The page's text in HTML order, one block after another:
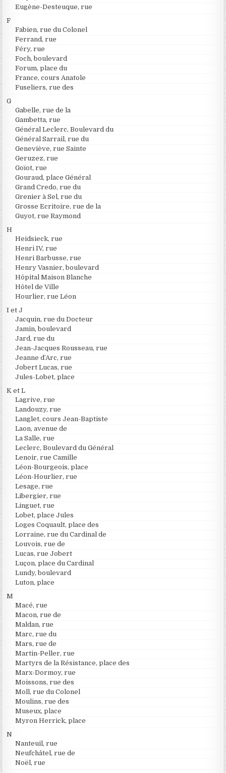
Eugène-Desteuque, rue
F
Fabien, rue du Colonel
Ferrand, rue
Féry, rue
Foch, boulevard
Forum, place du
France, cours Anatole
Fuseliers, rue des
G
Gabelle, rue de la
Gambetta, rue
Général Leclerc, Boulevard du
Général Sarrail, rue du
Geneviève, rue Sainte
Geruzez, rue
Goïot, rue
Gouraud, place Général
Grand Credo, rue du
Grenier à Sel, rue du
Grosse Ecritoire, rue de la
Guyot, rue Raymond
H
Heidsieck, rue
Henri IV, rue
Henri Barbusse, rue
Henry Vasnier, boulevard
Hôpital Maison Blanche
Hôtel de Ville
Hourlier, rue Léon
I et J
Jacquin, rue du Docteur
Jamin, boulevard
Jard, rue du
Jean-Jacques Rousseau, rue
Jeanne d’Arc, rue
Jobert Lucas, rue
Jules-Lobet, place
K et L
Lagrive, rue
Landouzy, rue
Langlet, cours Jean-Baptiste
Laon, avenue de
La Salle, rue
Leclerc, Boulevard du Général
Lenoir, rue Camille
Léon-Bourgeois, place
Léon-Hourlier, rue
Lesage, rue
Libergier, rue
Linguet, rue
Lobet, place Jules
Loges Coquault, place des
Lorraine, rue du Cardinal de
Louvois, rue de
Lucas, rue Jobert
Luçon, place du Cardinal
Lundy, boulevard
Luton, place
M
Macé, rue
Macon, rue de
Maldan, rue
Marc, rue du
Mars, rue de
Martin-Peller, rue
Martyrs de la Résistance, place des
Marx-Dormoy, rue
Moissons, rue des
Moll, rue du Colonel
Moulins, rue des
Museux, place
Myron Herrick, place
N
Nanteuil, rue
Neufchâtel, rue de
Noël, rue